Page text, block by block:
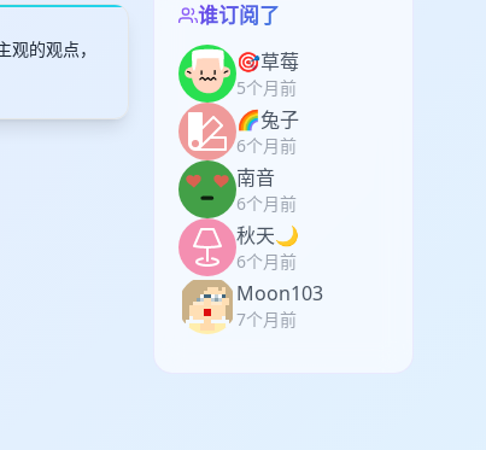
的观点，
谁订阅了
🎯草莓
5个月前
🌈兔子
6个月前
南音
6个月前
秋天🌙
6个月前
Moon103
7个月前